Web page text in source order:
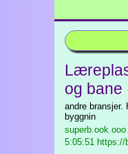
og bane
andre bransjer.
byggnin
5:05:51 https://